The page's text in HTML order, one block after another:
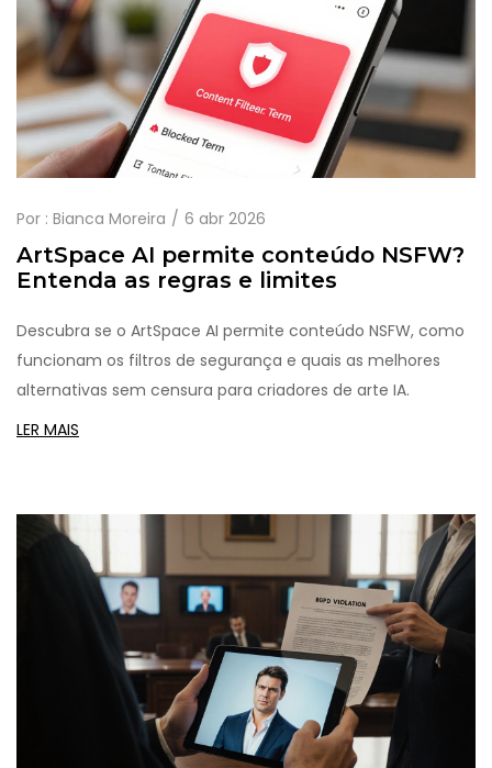
Por : Bianca Moreira 6 abr 2026
ArtSpace AI permite conteúdo NSFW?
Entenda as regras e limites
Descubra se o ArtSpace AI permite conteúdo NSFW, como
funcionam os filtros de segurança e quais as melhores
alternativas sem censura para criadores de arte IA.
LER MAIS